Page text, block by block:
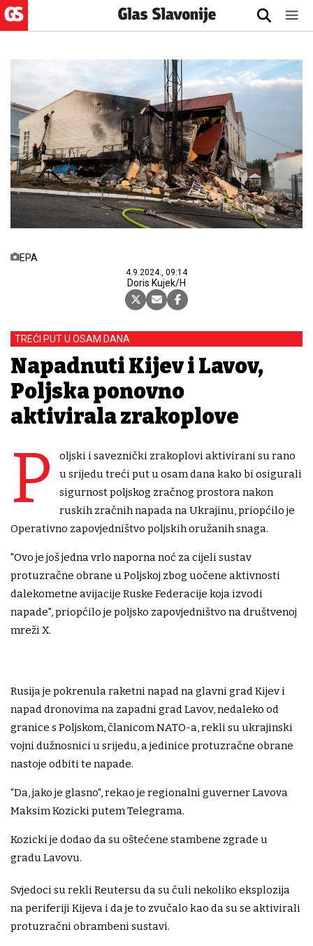
EPA
4.9.2024., 09:14
Doris Kujek/H
TREĆI PUT U OSAM DANA
Napadnuti Kijev i Lavov,
Poljska ponovno
aktivirala zrakoplove
P
oljski i saveznički zrakoplovi aktivirani su rano
u srijedu treći put u osam dana kako bi osigurali
sigurnost poljskog zračnog prostora nakon
ruskih zračnih napada na Ukrajinu, priopćilo je
Operativno zapovjedništvo poljskih oružanih snaga.
"Ovo je još jedna vrlo naporna noć za cijeli sustav
protuzračne obrane u Poljskoj zbog uočene aktivnosti
dalekometne avijacije Ruske Federacije koja izvodi
napade", priopćilo je poljsko zapovjedništvo na društvenoj
mreži X.
Rusija je pokrenula raketni napad na glavni grad Kijev i
napad dronovima na zapadni grad Lavov, nedaleko od
granice s Poljskom, članicom NATO-a, rekli su ukrajinski
vojni dužnosnici u srijedu, a jedinice protuzračne obrane
nastoje odbiti te napade.
"Da, jako je glasno", rekao je regionalni guverner Lavova
Maksim Kozicki putem Telegrama.
Kozicki je dodao da su oštećene stambene zgrade u
gradu Lavovu.
Svjedoci su rekli Reutersu da su čuli nekoliko eksplozija
na periferiji Kijeva i da je to zvučalo kao da su se aktivirali
protuzračni obrambeni sustavi.